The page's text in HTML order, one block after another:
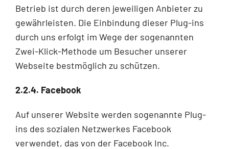
Betrieb ist durch deren jeweiligen Anbieter zu
gewährleisten. Die Einbindung dieser Plug-ins
durch uns erfolgt im Wege der sogenannten
Zwei-Klick-Methode um Besucher unserer
Webseite bestmöglich zu schützen.
2.2.4. Facebook
Auf unserer Website werden sogenannte Plug-
ins des sozialen Netzwerkes Facebook
verwendet, das von der Facebook Inc.